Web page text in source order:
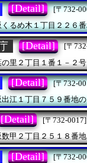
[Detail]
[〒732-
るめ木１丁目２２６
[Detail]
[〒
の里２丁目１番１－２号
[Detail]
[〒732-
江１丁目７５９番地
[Detail]
[〒732-0017]
甲２丁目２５１８番地
[Detail]
[〒732-